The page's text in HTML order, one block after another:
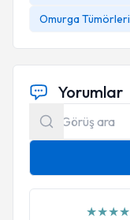
7:
10:
Omurga Tümörleri
Yorumlar
★★★★